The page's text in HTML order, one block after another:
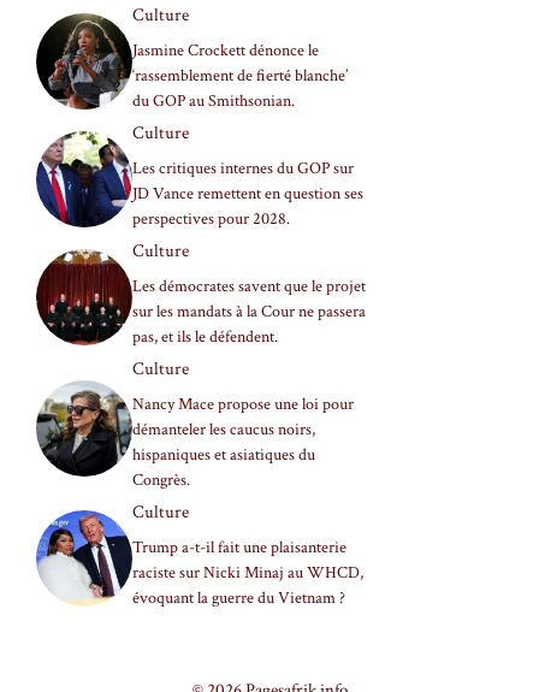
Culture
Jasmine Crockett dénonce le
‘rassemblement de fierté blanche’
du GOP au Smithsonian.
Culture
Les critiques internes du GOP sur
JD Vance remettent en question ses
perspectives pour 2028.
Culture
Les démocrates savent que le projet
sur les mandats à la Cour ne passera
pas, et ils le défendent.
Culture
Nancy Mace propose une loi pour
démanteler les caucus noirs,
hispaniques et asiatiques du
Congrès.
Culture
Trump a-t-il fait une plaisanterie
raciste sur Nicki Minaj au WHCD,
évoquant la guerre du Vietnam ?